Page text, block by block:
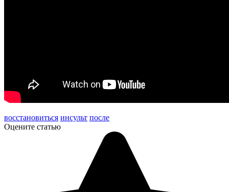
восстановиться инсульт после
Оцените статью